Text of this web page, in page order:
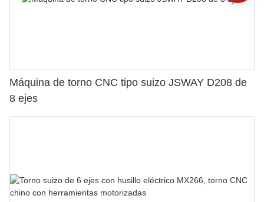
Máquina de torno CNC tipo suizo JSWAY D208 de
8 ejes